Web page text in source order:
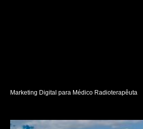
Marketing Digital para Médico Radioterapêuta